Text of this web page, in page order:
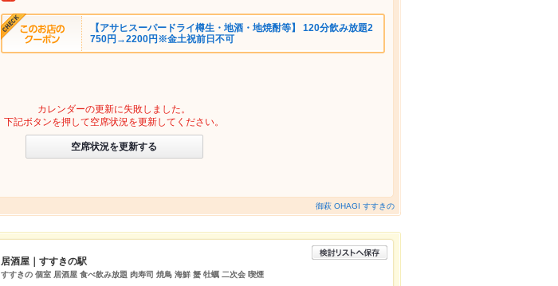
【アサヒスーパードライ樽生・地酒・地焼酎等】 120分飲み放題2
750円→2200円※金土祝前日不可
カレンダーの更新に失敗しました。
下記ボタンを押して空席状況を更新してください。
空席状況を更新する
御萩 OHAGI すすきの
居酒屋｜すすきの駅
すすきの 個室 居酒屋 食べ飲み放題 肉寿司 焼鳥 海鮮 蟹 牡蠣 二次会 喫煙